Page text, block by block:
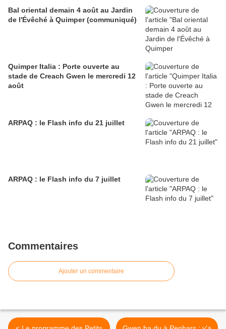
Bal oriental demain 4 août au Jardin
de l'Évêché à Quimper (communiqué)
Quimper Italia : Porte ouverte au
stade de Creach Gwen le mercredi 12
août
ARPAQ : le Flash info du 21 juillet
ARPAQ : le Flash info du 7 juillet
Commentaires
Ajouter un commentaire